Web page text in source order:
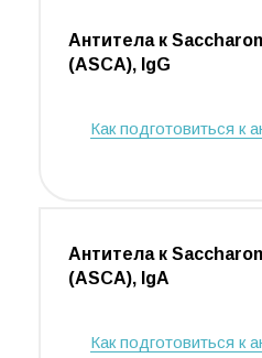
Антитела к
(ASCA), IgG
Как подготовиться к
Антитела к
(ASCA), IgA
Как подготовиться к